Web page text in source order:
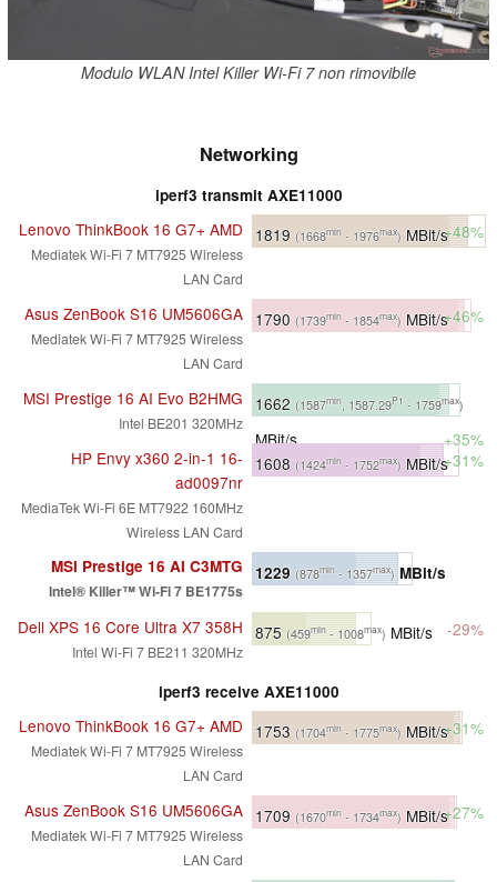
Modulo WLAN Intel Killer Wi-Fi 7 non rimovibile
Networking
iperf3 transmit AXE11000
Lenovo ThinkBook 16 G7+ AMD
Mediatek Wi-Fi 7 MT7925 Wireless
LAN Card
1819 (1668min - 1976max) MBit/s+48%
Asus ZenBook S16 UM5606GA
Mediatek Wi-Fi 7 MT7925 Wireless
LAN Card
1790 (1739min - 1854max) MBit/s+46%
MSI Prestige 16 AI Evo B2HMG
Intel BE201 320MHz
1662 (1587min , 1587.29P1 - 1759max)
MBit/s
+35%
HP Envy x360 2-in-1 16-
ad0097nr
MediaTek Wi-Fi 6E MT7922 160MHz
Wireless LAN Card
1608 (1424min - 1752max) MBit/s+31%
MSI Prestige 16 AI C3MTG
Intel® Killer™ Wi-Fi 7 BE1775s
1229 (878min - 1357max)MBit/s
Dell XPS 16 Core Ultra X7 358H
Intel Wi-Fi 7 BE211 320MHz
875 (459min- 1008max) MBit/s -29%
iperf3 receive AXE11000
Lenovo ThinkBook 16 G7+ AMD
Mediatek Wi-Fi 7 MT7925 Wireless
LAN Card
1753 (1704min - 1775max) MBit/s+31%
Asus ZenBook S16 UM5606GA
Mediatek Wi-Fi 7 MT7925 Wireless
LAN Card
1709 (1670min - 1734max) MBit/s+27%